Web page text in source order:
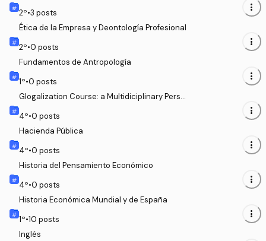
2º•3 posts more_vert
Ética de la Empresa y Deontología Profesional
2º•0 posts more_vert
Fundamentos de Antropología
1º•0 posts more_vert
Glogalization Course: a Multidiciplinary Perspe
4º•0 posts more_vert
Hacienda Pública
4º•0 posts more_vert
Historia del Pensamiento Económico
4º•0 posts more_vert
Historia Económica Mundial y de España
1º•10 posts more_vert
Inglés